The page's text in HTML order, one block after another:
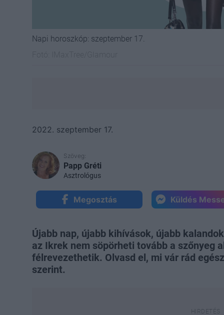
Napi horoszkóp: szeptember 17.
2022. szeptember 17.
Szöveg:
Papp Gréti
Asztrológus
Megosztás Küldés
Újabb nap, újabb kihívások, újabb
az Ikrek nem söpörheti tovább a szőnyeg
félrevezethetik. Olvasd el, mi vár rád
szerint.